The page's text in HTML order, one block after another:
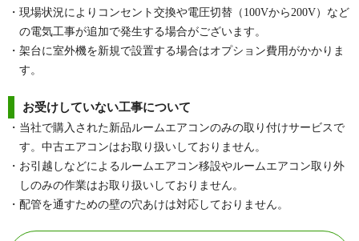
・現場状況によりコンセント交換や電圧切替（100Vから200V）など
の電気工事が追加で発生する場合がございます。
・架台に室外機を新規で設置する場合はオプション費用がかかりま
す。
お受けしていない工事について
・当社で購入された新品ルームエアコンのみの取り付けサービスで
す。中古エアコンはお取り扱いしておりません。
・お引越しなどによるルームエアコン移設やルームエアコン取り外
しのみの作業はお取り扱いしておりません。
・配管を通すための壁の穴あけは対応しておりません。